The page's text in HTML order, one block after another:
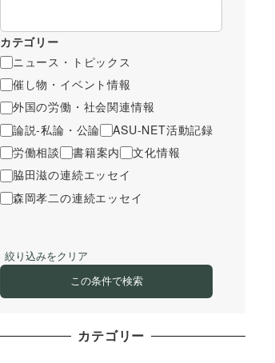
カテゴリー
ニュース・トピックス
催し物・イベント情報
外国の労働・社会関連情報
論説-私論・公論
ASU-NET活動記録
労働相談
書籍案内
文化情報
脇田滋の連続エッセイ
森岡孝二の連続エッセイ
絞り込みをクリア
この条件で検索
カテゴリー